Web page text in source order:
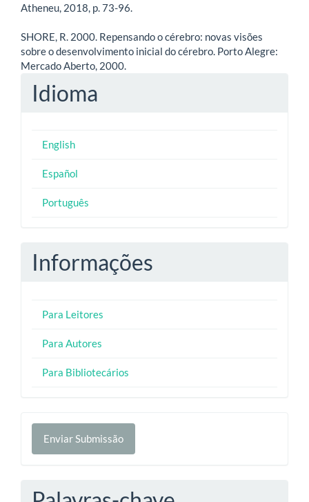
Atheneu, 2018, p. 73-96.
SHORE, R. 2000. Repensando o cérebro: novas visões
sobre o desenvolvimento inicial do cérebro. Porto Alegre:
Mercado Aberto, 2000.
Idioma
English
Español
Português
Informações
Para Leitores
Para Autores
Para Bibliotecários
Enviar
Submissão
Enviar Submissão